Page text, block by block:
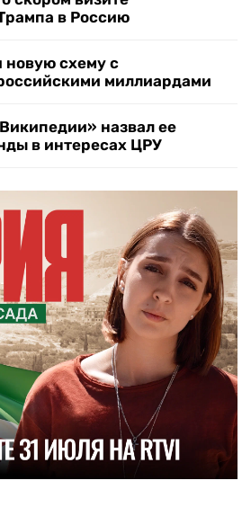
в Россию
схему с
миллиардами
назвал ее
в интересах ЦРУ